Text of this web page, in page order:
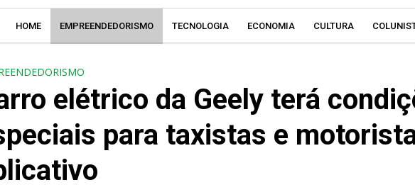
HOME EMPREENDEDORISMO TECNOLOGIA ECONOMIA CULTURA
elétrico da Geely terá
para taxistas e